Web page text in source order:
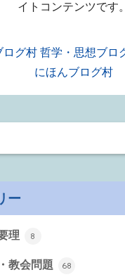
イトコンテンツです。
にほんブログ村
ー
理 8
教会問題 68